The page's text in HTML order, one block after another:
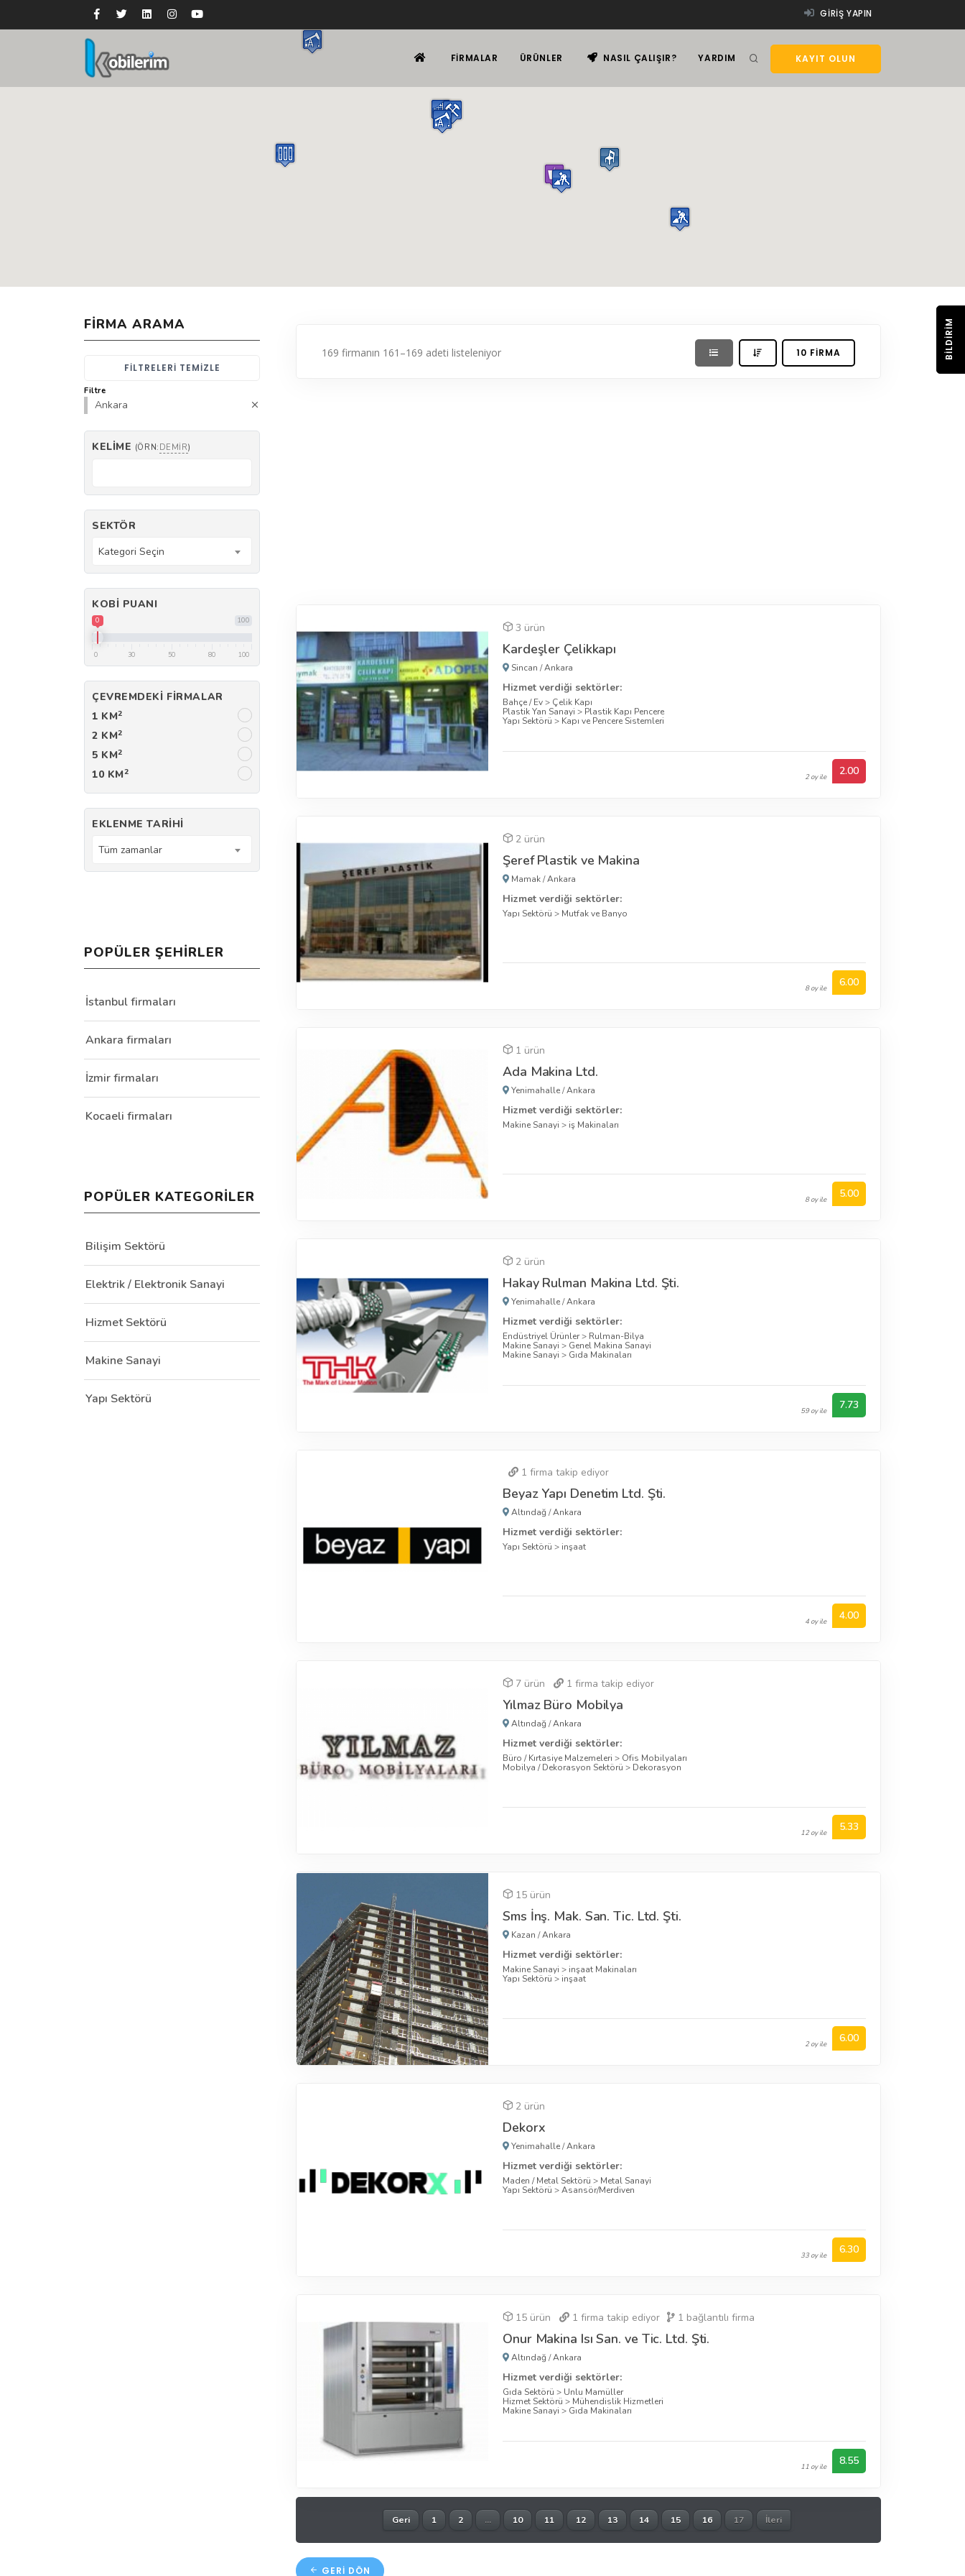
GIRIŞ YAPIN
KAYIT OLUN
FIRMALAR ÜRÜNLER NASIL ÇALIŞIR? YARDIM
169 firmanın 161–169 adeti listeleniyor 10 FIRMA
3 ürün
Kardeşler Çelikkapı
Sincan /Ankara
Hizmet verdiği sektörler:
Bahçe / Ev> Çelik Kapı
Plastik Yan Sanayi > Plastik Kapı Pencere
Yapı Sektörü > Kapı ve Pencere Sistemleri
2 oy ile 2.00
2 ürün
Şeref Plastik ve Makina
Mamak/Ankara
Hizmet verdiği sektörler:
Yapı Sektörü > Mutfak ve Banyo
8 oy ile 6.00
1 ürün
Ada Makina Ltd.
Yenimahalle/Ankara
Hizmet verdiği sektörler:
Makine Sanayi > iş Makinaları
8 oy ile 5.00
2 ürün
Hakay Rulman Makina Ltd. Şti.
Yenimahalle/Ankara
Hizmet verdiği sektörler:
Endüstriyel Ürünler> Rulman-Bilya
Makine Sanayi > Genel Makina Sanayi
Makine Sanayi > Gıda Makinaları
59 oy ile 7.73
1 firma takip ediyor
Beyaz Yapı Denetim Ltd. Şti.
Altındağ /Ankara
Hizmet verdiği sektörler:
Yapı Sektörü > inşaat
4 oy ile 4.00
7 ürün 1 firma takip ediyor
Yılmaz Büro Mobilya
Altındağ /Ankara
Hizmet verdiği sektörler:
Büro / Kırtasiye Malzemeleri > Ofis Mobilyaları
Mobilya / Dekorasyon Sektörü > Dekorasyon
12 oy ile 5.33
15 ürün
Sms İnş. Mak. San. Tic. Ltd. Şti.
Kazan /Ankara
Hizmet verdiği sektörler:
Makine Sanayi > inşaat Makinaları
Yapı Sektörü > inşaat
2 oy ile 6.00
2 ürün
Dekorx
Yenimahalle/Ankara
Hizmet verdiği sektörler:
Maden / Metal Sektörü > Metal Sanayi
Yapı Sektörü >Asansör/Merdiven
33 oy ile 6.30
15 ürün 1 firma takip ediyor 1 bağlantılı firma
Onur Makina Isı San. ve Tic. Ltd. Şti.
Altındağ /Ankara
Hizmet verdiği sektörler:
Gıda Sektörü > Unlu Mamüller
Hizmet Sektörü > Mühendislik Hizmetleri
Makine Sanayi > Gıda Makinaları
11 oy ile 8.55
Geri 1 2 ... 10 11 12 13 14 15 16 17 İleri
GERI DÖN
FIRMA ARAMA
FILTRELERI TEMIZLE
Filtre
Ankara
KELIME (ÖRN: DEMIR)
SEKTÖR
Kategori Seçin
KOBI PUANI
100
0
0 30 50 80 100
ÇEVREMDEKI FIRMALAR
1 KM2
2 KM2
5 KM2
10 KM2
EKLENME TARIHI
Tüm zamanlar
POPÜLER ŞEHIRLER
İstanbul firmaları
Ankara firmaları
İzmir firmaları
Kocaeli firmaları
POPÜLER KATEGORILER
Bilişim Sektörü
Elektrik / Elektronik Sanayi
Hizmet Sektörü
Makine Sanayi
Yapı Sektörü
BILDIRIM